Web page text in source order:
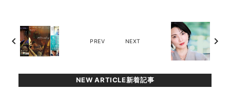
chevron_left PREV NEXT chevron_right
NEW ARTICLE新着記事